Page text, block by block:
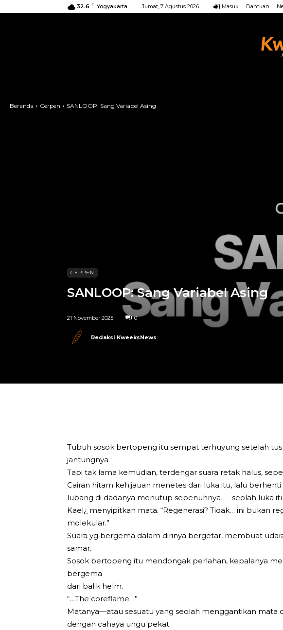
32.6 C Yogyakarta Jumat, 7 Agustus 2026 Masuk Bantuan
Beranda Cerpen SANLOOP: Sang Variabel Asing
CERPEN
SANLOOP: Sang Variabel Asing
21 November 2025 0
Redaksi KweeksNews
Tubuh sosok bertopeng itu sempat terhuyung setelah
jantungnya.
Tapi tak lama kemudian, terdengar suara retak halus,
Cairan hitam kehijauan menetes dari luka itu, lalu
lubang di dadanya menutup sepenuhnya — seolah luka
Kael¿ menyipitkan mata. “Regenerasi? Tidak… ini bukan
molekular.”
Suara yg bergema dalam dirinya bergetar, membuat
samar.
Sosok bertopeng itu mendongak perlahan, kepalanya
bergema
dari balik helm.
“…The coreflame…”
Matanya—atau sesuatu yang seolah menggantikan
dengan cahaya ungu pekat.